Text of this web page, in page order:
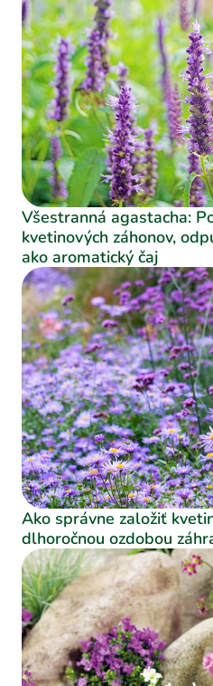
Všestranná agastacha:
kvetinových záhonov,
ako aromatický čaj
Ako správne založiť
dlhoročnou ozdobou